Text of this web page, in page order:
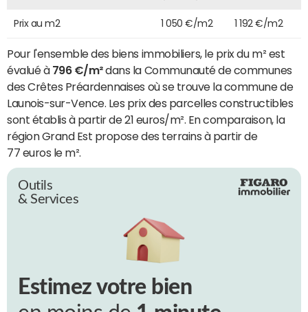
Prix au m2 1 050 €/m2 1 192 €/m2
Pour l'ensemble des biens immobiliers, le prix du m² est
évalué à 796 €/m²dans la Communauté de communes
des Crêtes Préardennaises où se trouve la commune de
Launois-sur-Vence. Les prix des parcelles constructibles
sont établis à partir de 21 euros/m². En comparaison, la
région Grand Est propose des terrains à partir de
77 euros le m².
Outils
& Services
Estimez votre bien